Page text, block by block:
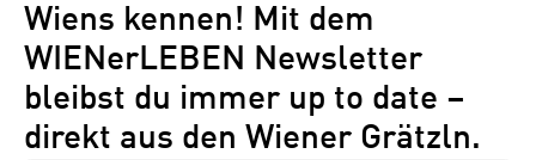
Wiens kennen! Mit dem
WIENerLEBEN Newsletter
bleibst du immer up to date –
direkt aus den Wiener Grätzln.